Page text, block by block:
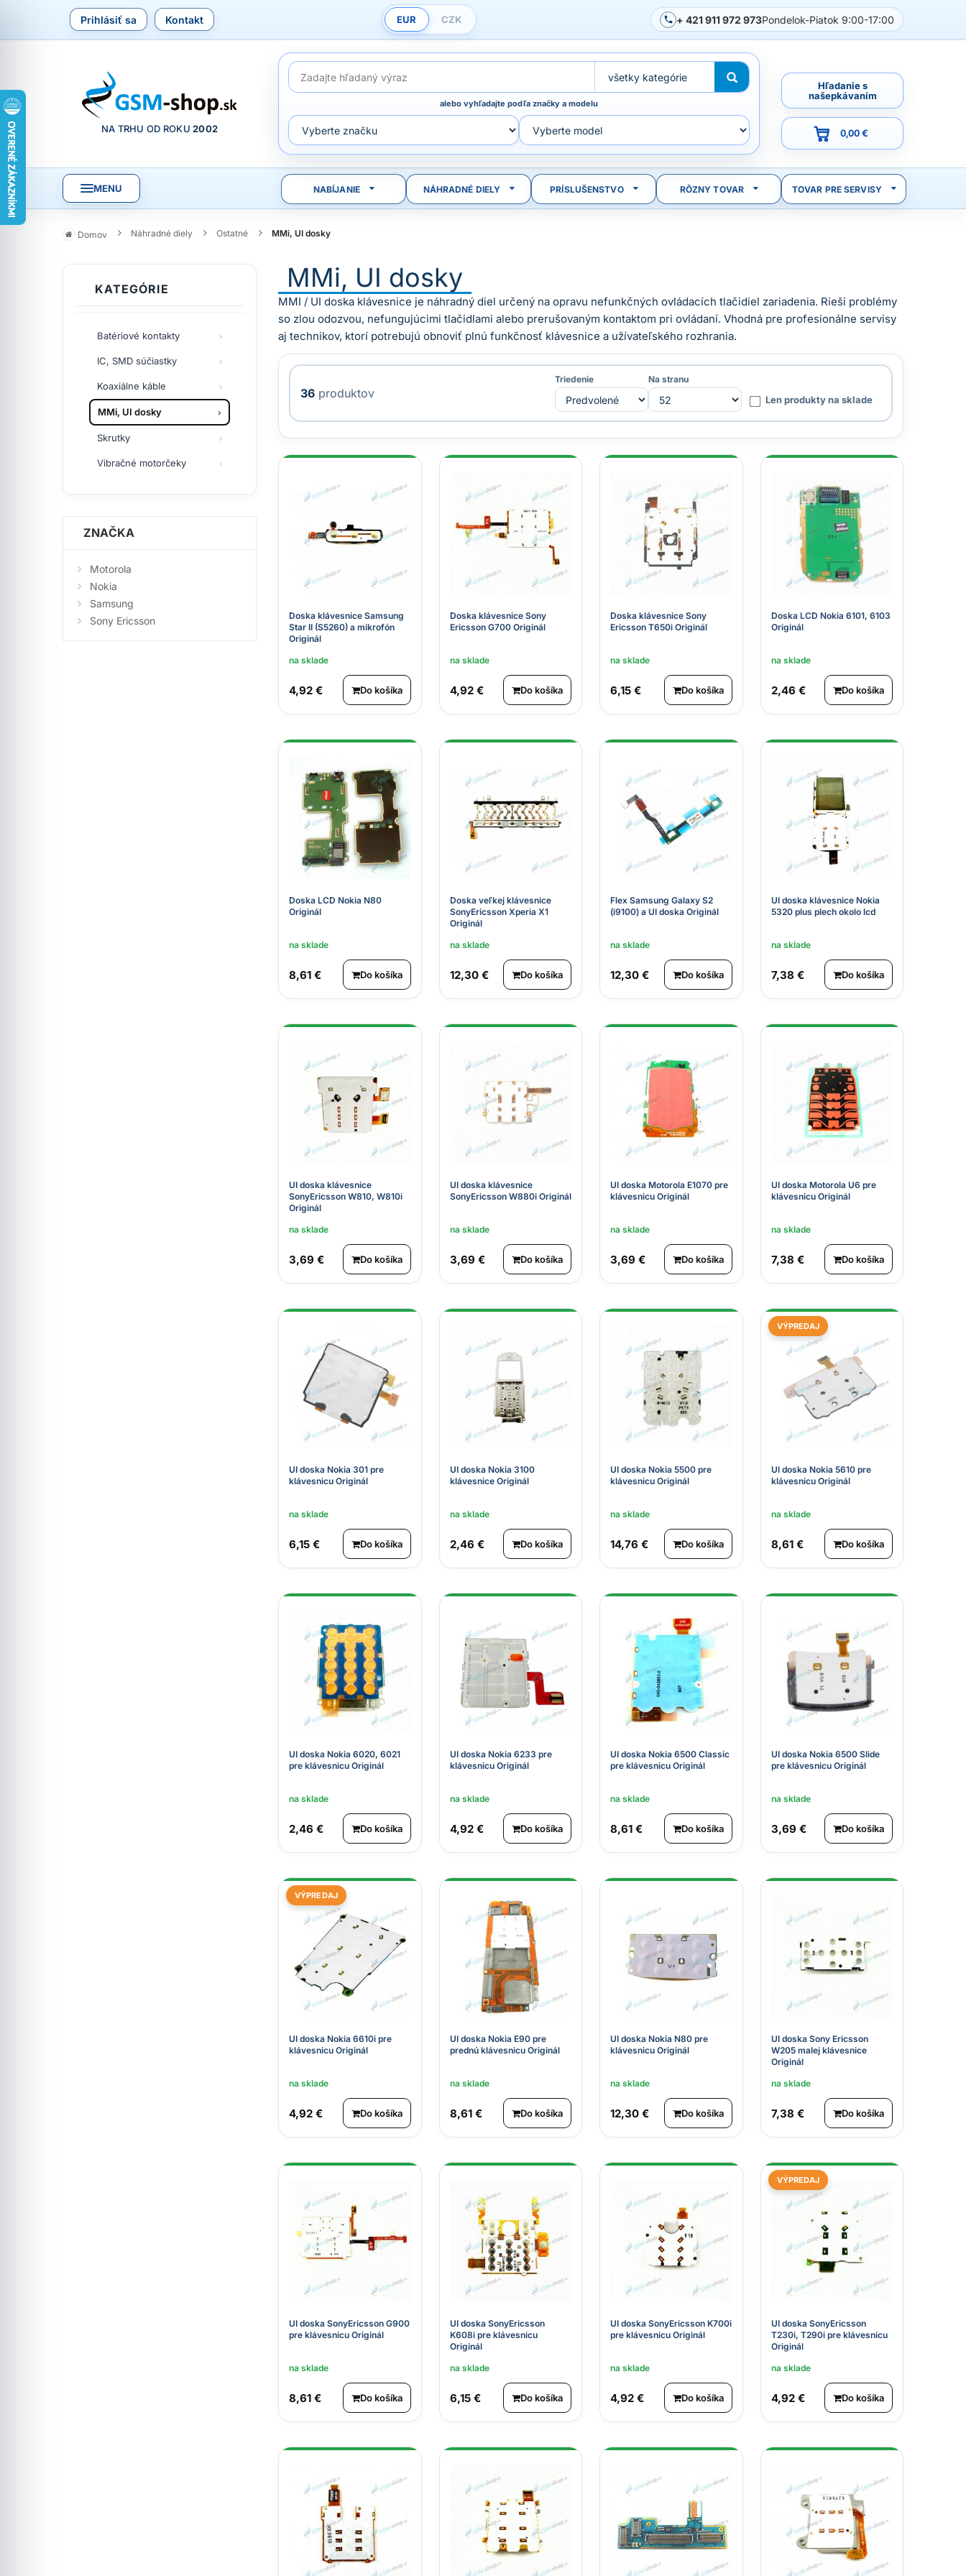
Prihlásiť sa Kontakt EUR CZK + 421 911 972 973Pondelok-Piatok 9:00-17:00
NA TRHU OD ROKU2002
alebo vyhľadajte podľa značky a modelu
Hľadanie s
našepkávaním
0,00 €
MENU NABÍJANIE NÁHRADNÉ DIELY PRÍSLUŠENSTVO RÔZNY TOVAR TOVAR PRE SERVISY
Domov Náhradné diely Ostatné MMi, UI dosky
KATEGÓRIE
Batériové kontakty
IC, SMD súčiastky
Koaxiálne káble
MMi, UI dosky
Skrutky
Vibračné motorčeky
ZNAČKA
Motorola
Nokia
Samsung
Sony Ericsson
MMi, UI dosky
MMI / UI doska klávesnice je náhradný diel určený na opravu nefunkčných ovládacích tlačidiel zariadenia. Rieši problémy
so zlou odozvou, nefungujúcimi tlačidlami alebo prerušovaným kontaktom pri ovládaní. Vhodná pre profesionálne servisy
aj technikov, ktorí potrebujú obnoviť plnú funkčnosť klávesnice a užívateľského rozhrania.
36 produktov
Triedenie Na stranu
Len produkty na sklade
Doska klávesnice Samsung
Star II (S5260) a mikrofón
Originál
na sklade
4,92 € Do košíka
Doska klávesnice Sony
Ericsson G700 Originál
na sklade
4,92 € Do košíka
Doska klávesnice Sony
Ericsson T650i Originál
na sklade
6,15 € Do košíka
Doska LCD Nokia 6101, 6103
Originál
na sklade
2,46 € Do košíka
Doska LCD Nokia N80
Originál
na sklade
8,61 € Do košíka
Doska veľkej klávesnice
SonyEricsson Xperia X1
Originál
na sklade
12,30 € Do košíka
Flex Samsung Galaxy S2
(i9100) a UI doska Originál
na sklade
12,30 € Do košíka
UI doska klávesnice Nokia
5320 plus plech okolo lcd
na sklade
7,38 € Do košíka
UI doska klávesnice
SonyEricsson W810, W810i
Originál
na sklade
3,69 € Do košíka
UI doska klávesnice
SonyEricsson W880i Originál
na sklade
3,69 € Do košíka
UI doska Motorola E1070 pre
klávesnicu Originál
na sklade
3,69 € Do košíka
UI doska Motorola U6 pre
klávesnicu Originál
na sklade
7,38 € Do košíka
UI doska Nokia 301 pre
klávesnicu Originál
na sklade
6,15 € Do košíka
UI doska Nokia 3100
klávesnice Originál
na sklade
2,46 € Do košíka
UI doska Nokia 5500 pre
klávesnicu Originál
na sklade
14,76 € Do košíka
VÝPREDAJ
UI doska Nokia 5610 pre
klávesnicu Originál
na sklade
8,61 € Do košíka
UI doska Nokia 6020, 6021
pre klávesnicu Originál
na sklade
2,46 € Do košíka
UI doska Nokia 6233 pre
klávesnicu Originál
na sklade
4,92 € Do košíka
UI doska Nokia 6500 Classic
pre klávesnicu Originál
na sklade
8,61 € Do košíka
UI doska Nokia 6500 Slide
pre klávesnicu Originál
na sklade
3,69 € Do košíka
VÝPREDAJ
UI doska Nokia 6610i pre
klávesnicu Originál
na sklade
4,92 € Do košíka
UI doska Nokia E90 pre
prednú klávesnicu Originál
na sklade
8,61 € Do košíka
UI doska Nokia N80 pre
klávesnicu Originál
na sklade
12,30 € Do košíka
UI doska Sony Ericsson
W205 malej klávesnice
Originál
na sklade
7,38 € Do košíka
UI doska SonyEricsson G900
pre klávesnicu Originál
na sklade
8,61 € Do košíka
UI doska SonyEricsson
K608i pre klávesnicu
Originál
na sklade
6,15 € Do košíka
UI doska SonyEricsson K700i
pre klávesnicu Originál
na sklade
4,92 € Do košíka
VÝPREDAJ
UI doska SonyEricsson
T230i, T290i pre klávesnicu
Originál
na sklade
4,92 € Do košíka